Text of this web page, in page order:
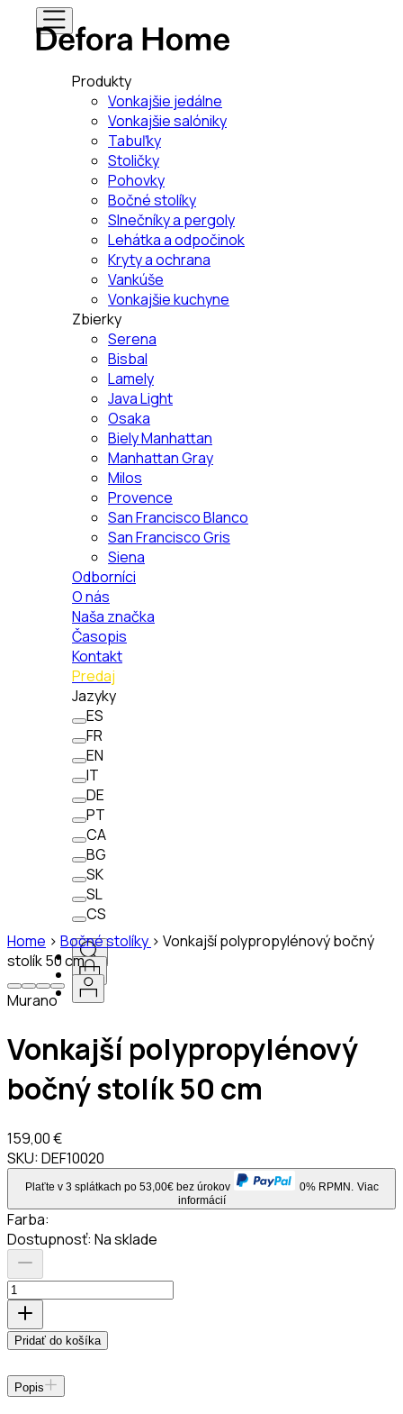
Produkty
Vonkajšie jedálne
Vonkajšie salóniky
Tabuľky
Stoličky
Pohovky
Bočné stolíky
Slnečníky a pergoly
Lehátka a odpočinok
Kryty a ochrana
Vankúše
Vonkajšie kuchyne
Zbierky
Serena
Bisbal
Lamely
Java Light
Osaka
Biely Manhattan
Manhattan Gray
Milos
Provence
San Francisco Blanco
San Francisco Gris
Siena
Odborníci
O nás
Naša značka
Časopis
Kontakt
Predaj
Jazyky
ES
FR
EN
IT
DE
PT
CA
BG
SK
SL
CS
Home > Bočné stolíky > Vonkajší polypropylénový bočný
stolík 50 cm
Murano
Vonkajší polypropylénový
bočný stolík 50 cm
159,00 €
SKU:DEF10020
Plaťte v 3 splátkach po 53,00€ bez úrokov 0% RPMN. Viac
informácií
Farba:
Dostupnosť: Na sklade
Pridať do košíka
Popis